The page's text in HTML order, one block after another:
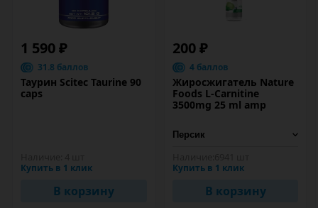
1 590 ₽
31.8 баллов
Таурин Scitec Taurine 90
caps
Купить в 1 клик
В корзину
200 ₽
4 баллов
Жиросжигатель Nature
Foods L-Carnitine
3500mg 25 ml amp
Купить в 1 клик
В корзину